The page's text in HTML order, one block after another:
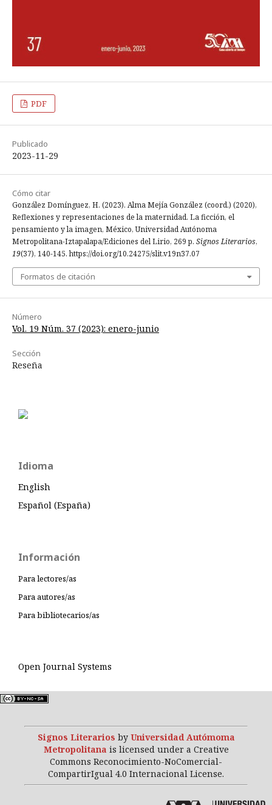
PDF
Publicado
2023-11-29
Cómo citar
González Domínguez, H. (2023). Alma Mejía González (coord.) (2020),
Reflexiones y representaciones de la maternidad. La ficción, el
pensamiento y la imagen, México, Universidad Autónoma
Metropolitana-Iztapalapa/Ediciones del Lirio, 269 p. Signos Literarios,
19(37), 140-145. https://doi.org/10.24275/slit.v19n37.07
Formatos de citación
Número
Vol. 19 Núm. 37 (2023): enero-junio
Sección
Reseña
Idioma
English
Español (España)
Información
Para lectores/as
Para autores/as
Para bibliotecarios/as
Open Journal Systems
Signos Literarios by Universidad Autómoma
Metropolitana is licensed under a Creative
Commons Reconocimiento-NoComercial-
CompartirIgual 4.0 Internacional License.